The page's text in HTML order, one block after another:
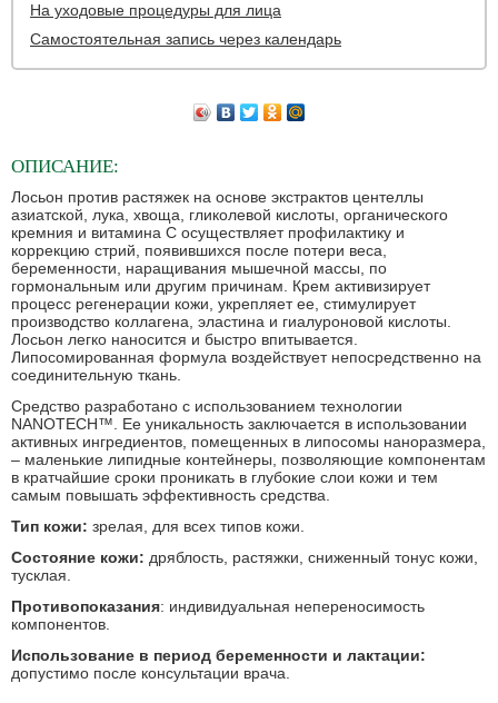
На уходовые процедуры для лица
Самостоятельная запись через календарь
ОПИСАНИЕ:
Лосьон против растяжек на основе экстрактов центеллы
азиатской, лука, хвоща, гликолевой кислоты, органического
кремния и витамина С осуществляет профилактику и
коррекцию стрий, появившихся после потери веса,
беременности, наращивания мышечной массы, по
гормональным или другим причинам. Крем активизирует
процесс регенерации кожи, укрепляет ее, стимулирует
производство коллагена, эластина и гиалуроновой кислоты.
Лосьон легко наносится и быстро впитывается.
Липосомированная формула воздействует непосредственно на
соединительную ткань.
Средство разработано с использованием технологии
NANOTECH™. Ее уникальность заключается в использовании
активных ингредиентов, помещенных в липосомы наноразмера,
– маленькие липидные контейнеры, позволяющие компонентам
в кратчайшие сроки проникать в глубокие слои кожи и тем
самым повышать эффективность средства.
Тип кожи: зрелая, для всех типов кожи.
Состояние кожи: дряблость, растяжки, сниженный тонус кожи,
тусклая.
Противопоказания: индивидуальная непереносимость
компонентов.
Использование в период беременности и лактации:
допустимо после консультации врача.